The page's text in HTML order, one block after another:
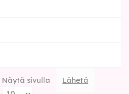
Näytä sivulla Lähetä